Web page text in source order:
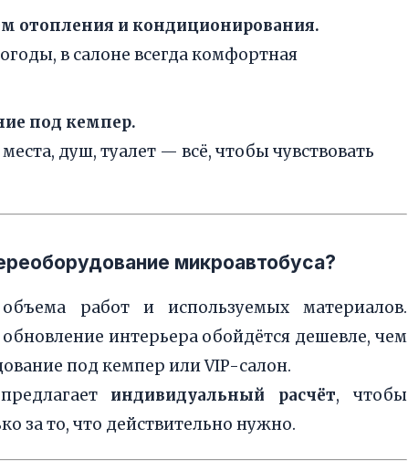
отопления и кондиционирования.
в салоне всегда комфортная
под кемпер.
душ, туалет — всё, чтобы чувствовать
микроавтобуса?
работ и используемых материалов.
интерьера обойдётся дешевле, чем
под кемпер или VIP-салон.
индивидуальный расчёт, чтобы
за то, что действительно нужно.